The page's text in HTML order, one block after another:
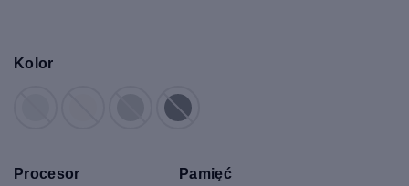
Kolor
Procesor Pamięć